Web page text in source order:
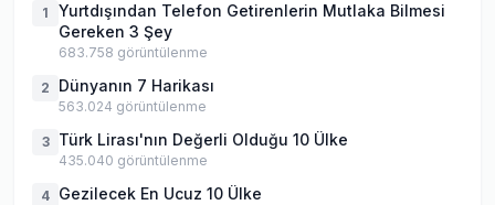
1
Yurtdışından Telefon Getirenlerin Mutlaka Bilmesi
Gereken 3 Şey
683.758 görüntülenme
2 Dünyanın 7 Harikası
563.024 görüntülenme
3 Türk Lirası'nın Değerli Olduğu 10 Ülke
435.040 görüntülenme
4 Gezilecek En Ucuz 10 Ülke